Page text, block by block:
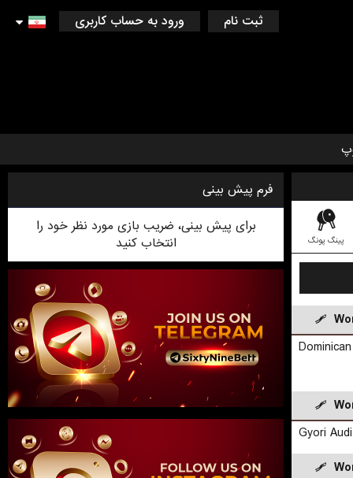
ثبت نام ورود به حساب کاربری
پینگ پونگ لیگ فوتبال استرالیایی
Gyori
فرم پیش بینی
برای پیش بینی، ضریب بازی مورد نظر خود را
انتخاب کنید